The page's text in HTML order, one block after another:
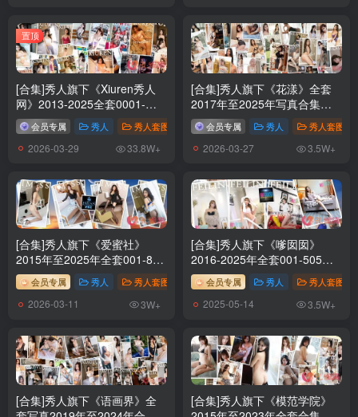
置顶
[合集]秀人旗下《Xiuren秀人
网》2013-2025全套0001-
11319期(+3),大小6025G（随
官方更新）
会员专属 秀人 秀人套图 # XIUREN秀人网
2026-03-29 33.8W+
[合集]秀人旗下《花漾》全套
2017年至2025年写真合集
001-654,大小151G(随官方更
新)会员专属 秀人 秀人套图
2026-03-27 3.5W+
[合集]秀人旗下《爱蜜社》
2015年至2025年全套001-804
期174G（随官方更新）
会员专属 秀人 秀人套图 # IMISS爱蜜社
2026-03-11 3W+
[合集]秀人旗下《嗲囡囡》
2016-2025年全套001-505期,
大小94G（随官方更新）
会员专属 秀人 秀人套图
2025-05-14 3.5W+
[合集]秀人旗下《语画界》全
[合集]秀人旗下《模范学院》